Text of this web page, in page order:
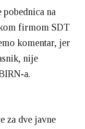
na
firmom SDT
komentar, jer
nije
a.
za dve javne